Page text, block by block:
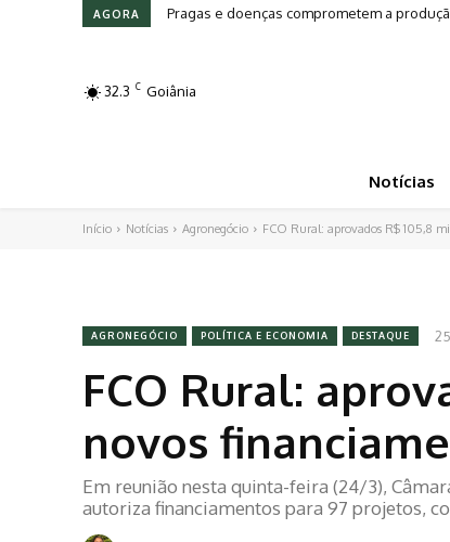
AGORA Pragas e doenças comprometem a
Leilões em Alta: Genética e investimento
32.3 C Goiânia
Notícias
Início Notícias Agronegócio FCO Rural: aprovados R$ 105,8
AGRONEGÓCIO POLÍTICA E ECONOMIA DESTAQUE
FCO Rural:
novos
Em reunião nesta quinta-feira (24/3),
autoriza financiamentos para 97 projetos,